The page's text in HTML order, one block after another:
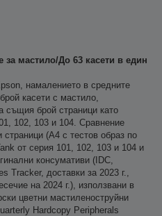
за мастило/До 63 касети в един
намалението в средните
касети с мастило,
същия брой страници като
102, 103 и 104. Сравнение
(A4 с тестов образ по
от серия 101, 102, 103 и 104 и
консумативи (IDC,
Tracker, доставки за 2023 г.,
на 2024 г.), използвани в
цветни мастиленоструйни
Hardcopy Peripherals